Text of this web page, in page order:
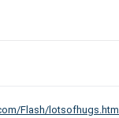
Flash/lotsofhugs.html